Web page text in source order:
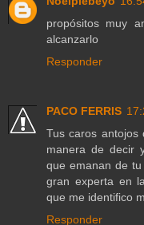
propósitos muy
alcanzarlo
Responder
PACO FERRIS
Tus caros antojos
manera de decir
que emanan de
gran experta en
que me identifico
Responder